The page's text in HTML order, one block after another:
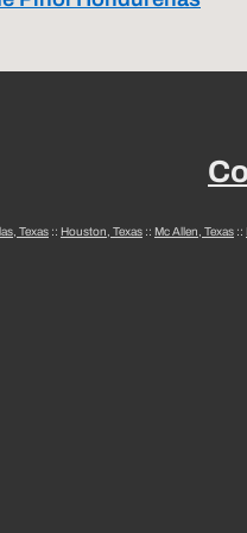
Texas :: Houston, Texas :: Mc Allen, Texas ::